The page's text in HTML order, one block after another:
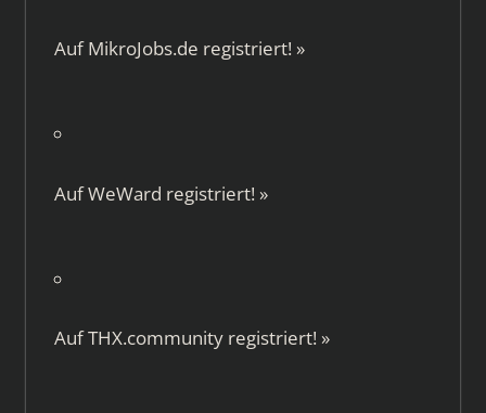
AufMikroJobs.de registriert! »
AufWeWard registriert! »
AufTHX.communityregistriert! »